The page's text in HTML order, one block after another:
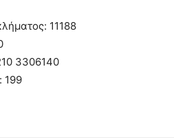
11188
3306140
199